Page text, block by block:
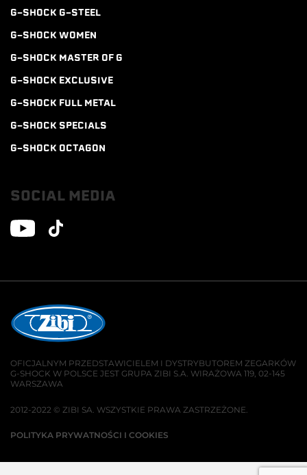
G-SHOCK G-STEEL
G-SHOCK WOMEN
G-SHOCK MASTER OF G
G-SHOCK EXCLUSIVE
G-SHOCK FULL METAL
G-SHOCK SPECIALS
G-SHOCK OCTAGON
SOCIAL MEDIA
OFICJALNYM PRZEDSTAWICIELEM I DYSTRYBUTOREM ZEGARKÓW
G-SHOCK W POLSCE JEST GRUPA ZIBI S.A. WIRAŻOWA 119, 02-145
WARSZAWA
2012-2022 © ZIBI SA. WSZYSTKIE PRAWA ZASTRZEŻONE.
POLITYKA PRYWATNOŚCI I COOKIES